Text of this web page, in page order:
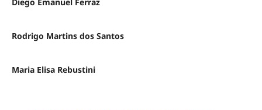
Rodrigo Martins dos Santos
Maria Elisa Rebustini